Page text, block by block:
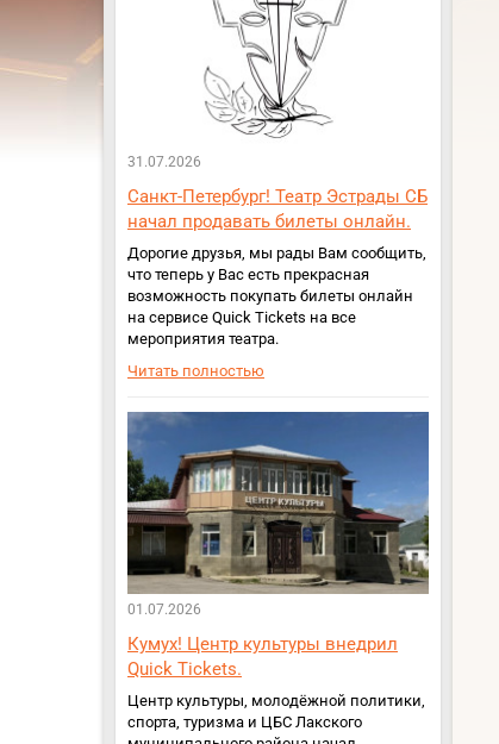
31.07.2026
Санкт-Петербург! Театр Эстрады СБ
начал продавать билеты онлайн.
Дорогие друзья, мы рады Вам сообщить,
что теперь у Вас есть прекрасная
возможность покупать билеты онлайн
на сервисе Quick Tickets на все
мероприятия театра.
Читать полностью
01.07.2026
Кумух! Центр культуры внедрил
Quick Tickets.
Центр культуры, молодёжной политики,
спорта, туризма и ЦБС Лакского